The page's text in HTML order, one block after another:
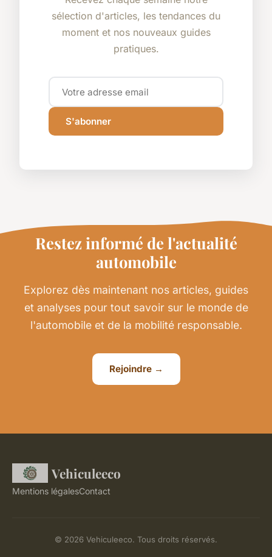
sélection d'articles, les tendances du
moment et nos nouveaux guides
pratiques.
S'abonner
Restez informé de l'actualité
automobile
Explorez dès maintenant nos articles, guides
et analyses pour tout savoir sur le monde de
l'automobile et de la mobilité responsable.
Rejoindre →
Vehiculeeco
Mentions légalesContact
© 2026 Vehiculeeco. Tous droits réservés.